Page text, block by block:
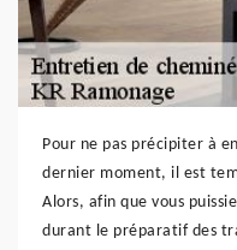
Pour ne pas précipiter à
dernier moment, il est
Alors, afin que vous
durant le préparatif des